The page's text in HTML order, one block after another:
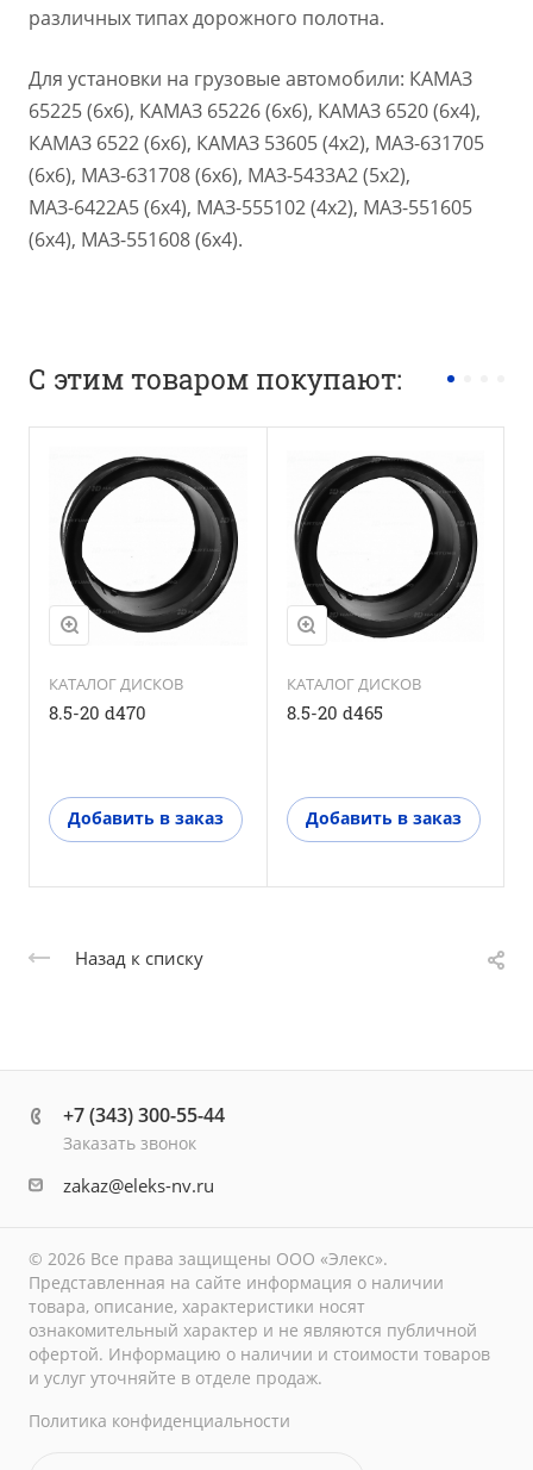
различных типах дорожного полотна.
Для установки на грузовые автомобили: КАМАЗ
65225 (6х6), КАМАЗ 65226 (6х6), КАМАЗ 6520 (6х4),
КАМАЗ 6522 (6х6), КАМАЗ 53605 (4х2), МАЗ-631705
(6х6), МАЗ-631708 (6х6), МАЗ-5433А2 (5х2),
МАЗ-6422А5 (6х4), МАЗ-555102 (4х2), МАЗ-551605
(6х4), МАЗ-551608 (6х4).
С этим товаром покупают:
КАТАЛОГ ДИСКОВ
8.5-20 d470
Добавить в заказ
КАТАЛОГ ДИСКОВ
8.5-20 d465
Добавить в заказ
Назад к списку
+7 (343) 300-55-44
Заказать звонок
zakaz@eleks-nv.ru
© 2026 Все права защищены ООО «Элекс».
Представленная на сайте информация о наличии
товара, описание, характеристики носят
ознакомительный характер и не являются публичной
офертой. Информацию о наличии и стоимости товаров
и услуг уточняйте в отделе продаж.
Политика конфиденциальности